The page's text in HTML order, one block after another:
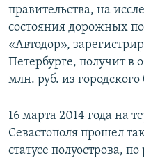
правительства, на
состояния дорожных
«Автодор»,
Петербурге, получит в
млн. руб. из
16 марта 2014 года на
Севастополя прошел
статусе полуострова,